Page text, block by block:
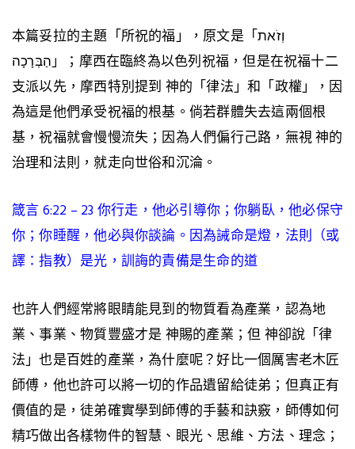
本篇妥拉的主題「所祝的福」，原文是「וְזֹאת
הַבְּרָכָה」；摩西在臨終為以色列祝福，但是在祝福十二
支派以先，摩西特別提到 神的「律法」和「政權」，因
為這是他們承受祝福的根基。倘若群體失去這兩個根
基，祝福就會慢慢流失；因為人們偏行己路，無視 神的
治理和法則，就走向世俗和沉淪。
箴言 6:22 – 23 你行走，他必引導你；你躺臥，他必保守
你；你睡醒，他必與你談論。因為誡命是燈，法則（或
譯：指教）是光，訓誨的責備是生命的道
也許人們經常將眼睛能見到的物質看為產業，認為地
業、事業、物質豐盛才是 神賜的產業；但 神卻說「律
法」也是百姓的產業，為什麼呢？好比一個厲害老木匠
師傅，他也許可以將一切的作品遺留給徒弟；但真正有
價值的是，徒弟確實學到師傅的手藝和訣竅，師傅如何
精巧做出各樣物件的智慧、眼光、思維、方法、理念；